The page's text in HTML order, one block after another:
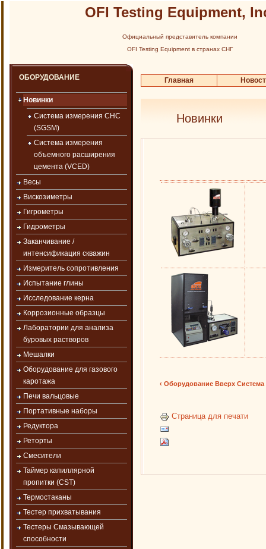
OFI Testing Equipment,
Официальный представитель компании
OFI Testing Equipment в странах СНГ
ОБОРУДОВАНИЕ
Новинки
Система измерения СНС
(SGSM)
Система измерения
объемного расширения
цемента (VCED)
Весы
Вискозиметры
Гигрометры
Гидрометры
Заканчивание /
интенсификация скважин
Измеритель сопротивления
Испытание глины
Исследование керна
Коррозионные образцы
Лаборатории для анализа
буровых растворов
Мешалки
Оборудование для газового
каротажа
Печи вальцовые
Портативные наборы
Редуктора
Реторты
Смесители
Таймер капиллярной
пропитки (CST)
Термостаканы
Тестер прихватывания
Тестеры Смазывающей
способности
Главная
Новинки
‹ Оборудование Вверх Система
Страница для печати